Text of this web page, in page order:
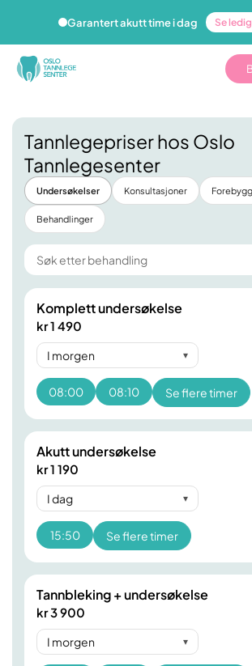
Garantert akutt time i dag Se
Tannlegepriser hos Oslo
Tannlegesenter
Undersøkelser Konsultasjoner
Behandlinger
Komplett undersøkelse
kr 1 490
I morgen ▾
08:00 08:10 Se flere timer
Akutt undersøkelse
kr 1 190
I dag ▾
15:50 Se flere timer
Tannbleking + undersøkelse
kr 3 900
I morgen ▾